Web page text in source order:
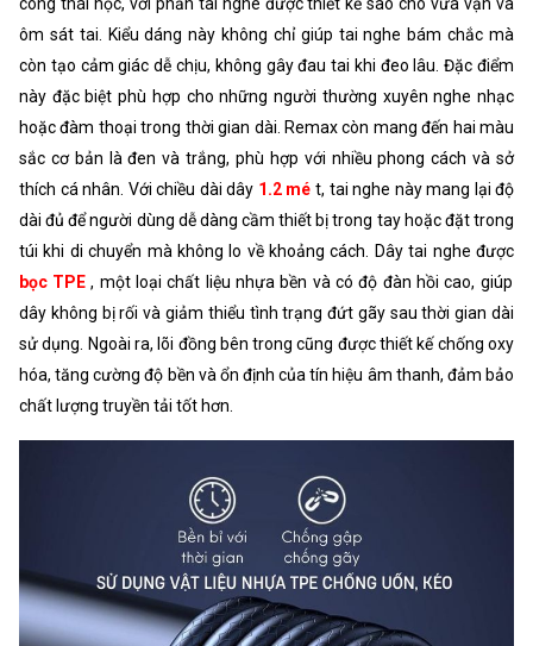
ôm sát tai. Kiểu dáng này không chỉ giúp tai nghe bám chắc mà
còn tạo cảm giác dễ chịu, không gây đau tai khi đeo lâu. Đặc điểm
này đặc biệt phù hợp cho những người thường xuyên nghe nhạc
hoặc đàm thoại trong thời gian dài. Remax còn mang đến hai màu
sắc cơ bản là đen và trắng, phù hợp với nhiều phong cách và sở
thích cá nhân. Với chiều dài dây 1.2 mé t, tai nghe này mang lại độ
dài đủ để người dùng dễ dàng cầm thiết bị trong tay hoặc đặt trong
túi khi di chuyển mà không lo về khoảng cách. Dây tai nghe được
bọc TPE , một loại chất liệu nhựa bền và có độ đàn hồi cao, giúp
dây không bị rối và giảm thiểu tình trạng đứt gãy sau thời gian dài
sử dụng. Ngoài ra, lõi đồng bên trong cũng được thiết kế chống oxy
hóa, tăng cường độ bền và ổn định của tín hiệu âm thanh, đảm bảo
chất lượng truyền tải tốt hơn.